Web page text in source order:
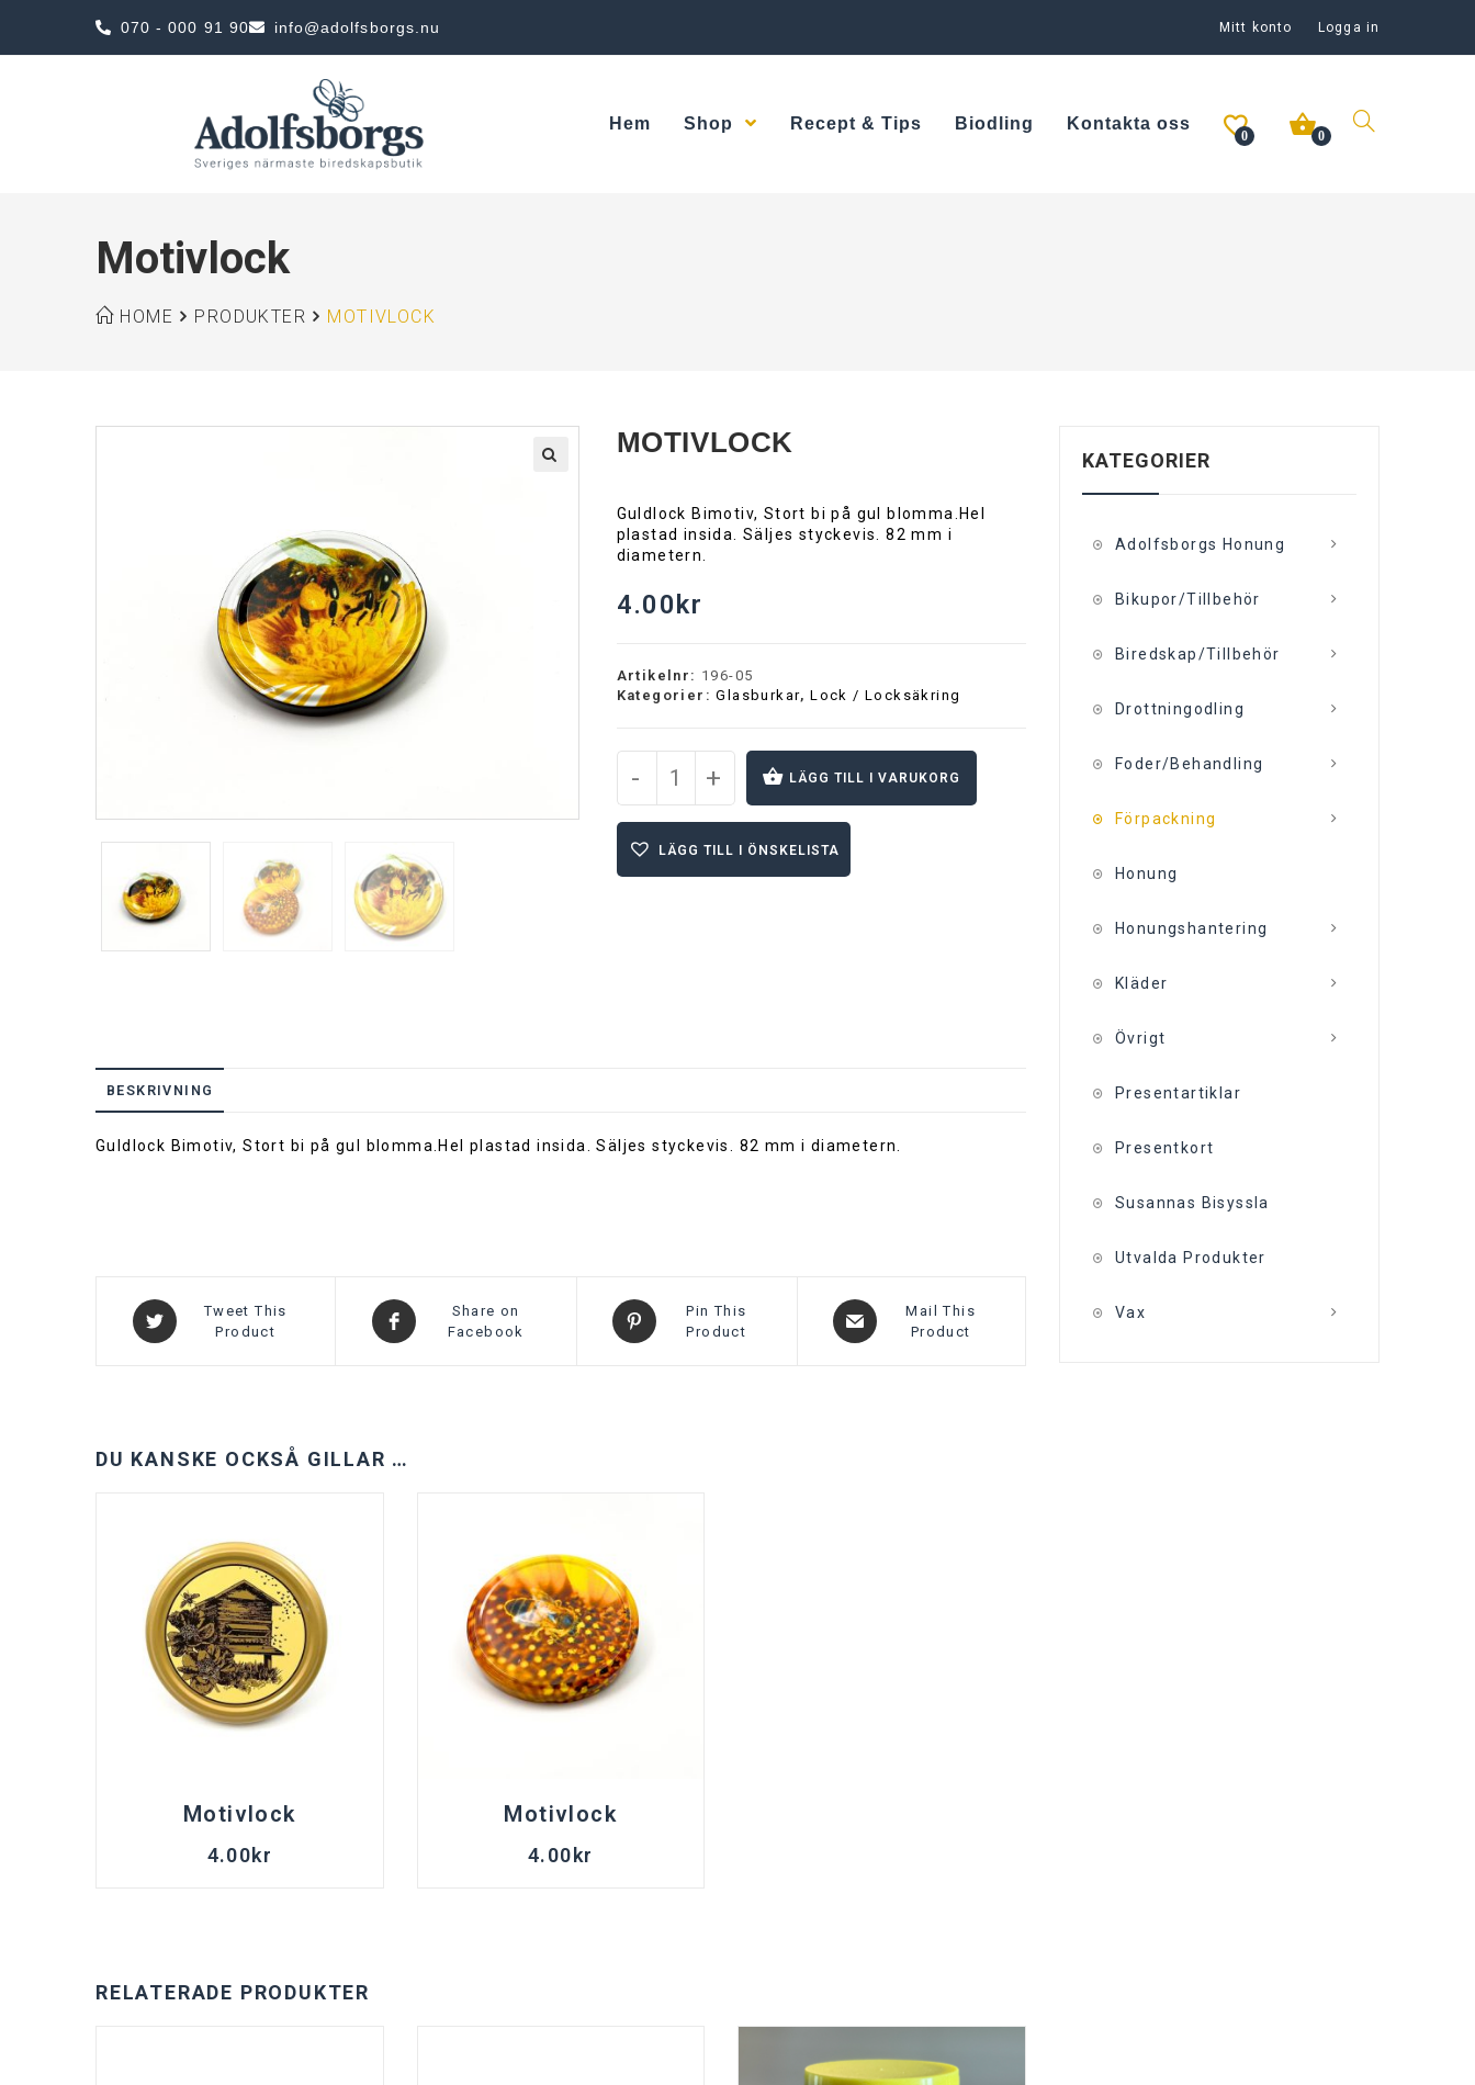
Mitt konto Logga in
070 - 000 91 90 info@adolfsborgs.nu
Hem Shop Recept & Tips Biodling Kontakta oss
0 0
Motivlock
HOME PRODUKTER MOTIVLOCK
MOTIVLOCK
Guldlock Bimotiv, Stort bi på gul blomma.Hel
plastad insida. Säljes styckevis. 82 mm i
diametern.
4.00 kr
Artikelnr: 196-05
Kategorier:Glasburkar,Lock / Locksäkring
- + LÄGG TILL I VARUKORG
e
LÄGG TILL I ÖNSKELISTA
BESKRIVNING
Guldlock Bimotiv, Stort bi på gul blomma.Hel plastad insida. Säljes styckevis. 82 mm i diametern.
Tweet This
Product
Share on
Facebook
Pin This
Product
Mail This
Product
DU KANSKE OCKSÅ GILLAR …
Motivlock
4.00kr
Motivlock
4.00 kr
RELATERADE PRODUKTER
KATEGORIER
Adolfsborgs Honung
Bikupor/Tillbehör
Biredskap/Tillbehör
Drottningodling
Foder/Behandling
Förpackning
Honung
Honungshantering
Kläder
Övrigt
Presentartiklar
Presentkort
Susannas Bisyssla
Utvalda Produkter
Vax